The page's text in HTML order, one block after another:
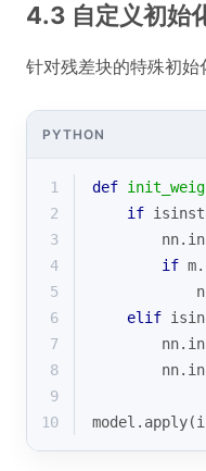
4.3 自定义初始
针对残差块的特殊初始
PYTHON
1 def
2
if
3
4
if
5
6
elif
7
8
9
10